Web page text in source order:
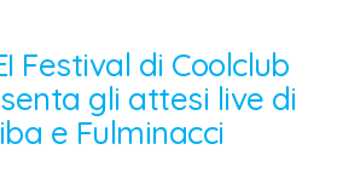
Festival di Coolclub
gli attesi live di
e Fulminacci